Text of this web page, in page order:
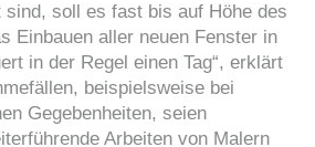
sind, soll es fast bis auf Höhe des
Einbauen aller neuen Fenster in
in der Regel einen Tag“, erklärt
beispielsweise bei
Gegebenheiten, seien
Arbeiten von Malern